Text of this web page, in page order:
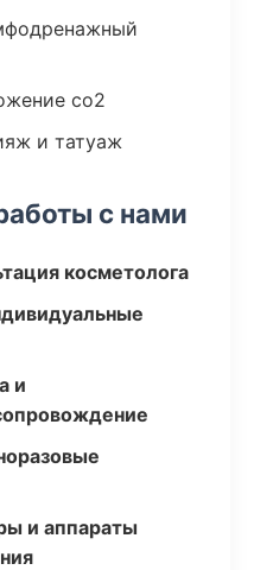
co2
и татуаж
с нами
косметолога
и
и аппараты